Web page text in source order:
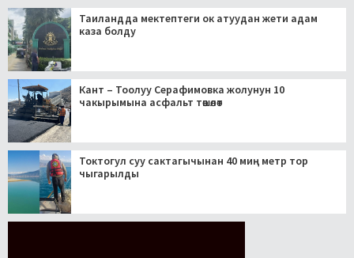
Таиландда мектептеги ок атуудан жети адам
каза болду
Кант – Тоолуу Серафимовка жолунун 10
чакырымына асфальт төшөлөт
Токтогул суу сактагычынан 40 миң метр тор
чыгарылды